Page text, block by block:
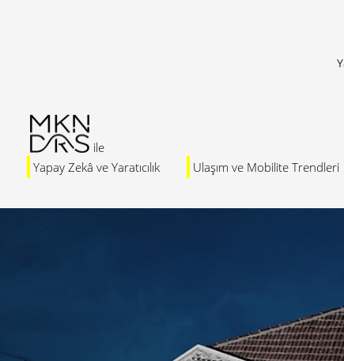
Yapay Zekâ ve Yaratıcılık Ulaşım ve Mobilite Trendleri